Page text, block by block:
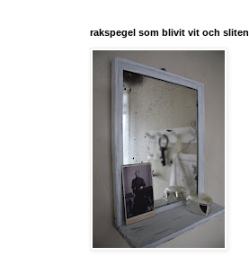
rakspegel som blivit vit och sliten